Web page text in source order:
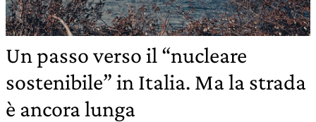
Un passo verso il “nucleare
sostenibile” in Italia. Ma la strada
è ancora lunga